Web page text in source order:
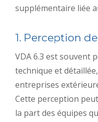
supplémentaire liée
1. Perception
VDA 6.3 est souvent
technique et
entreprises
Cette perception
la part des équipes